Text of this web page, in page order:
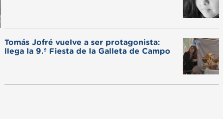
Tomás Jofré vuelve a ser protagonista:
llega la 9.ª Fiesta de la Galleta de Campo